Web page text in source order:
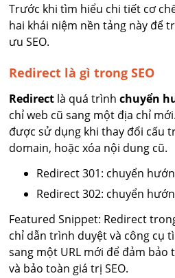
Trước khi tìm hiểu chi tiết cơ
hai khái niệm nền tảng này để
ưu SEO.
Redirect là gì trong SEO
Redirect là quá trìnhchuyển
chỉ web cũ sang một địa chỉ
được sử dụng khi thay đổi cấu
domain, hoặc xóa nội dung cũ.
Redirect 301: chuyển
Redirect 302: chuyển
Featured Snippet: Redirect
chỉ dẫn trình duyệt và công cụ
sang một URL mới để đảm
và bảo toàn giá trị SEO.